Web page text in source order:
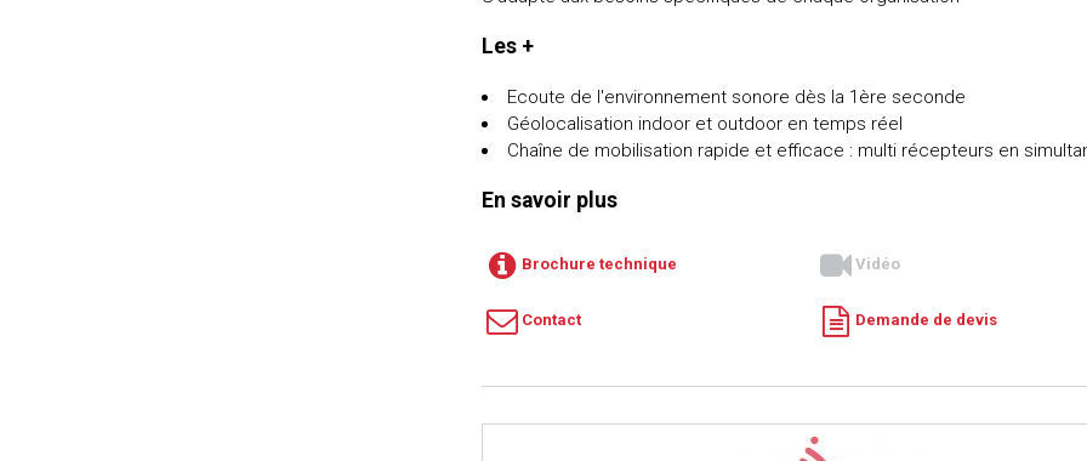
Les +
Ecoute de l'environnement sonore dès la 1ère seconde
Géolocalisation indoor et outdoor en temps réel
Chaîne de mobilisation rapide et efficace : multi récepteurs en
En savoir plus
Brochure technique Vidéo
Contact Demande de devis